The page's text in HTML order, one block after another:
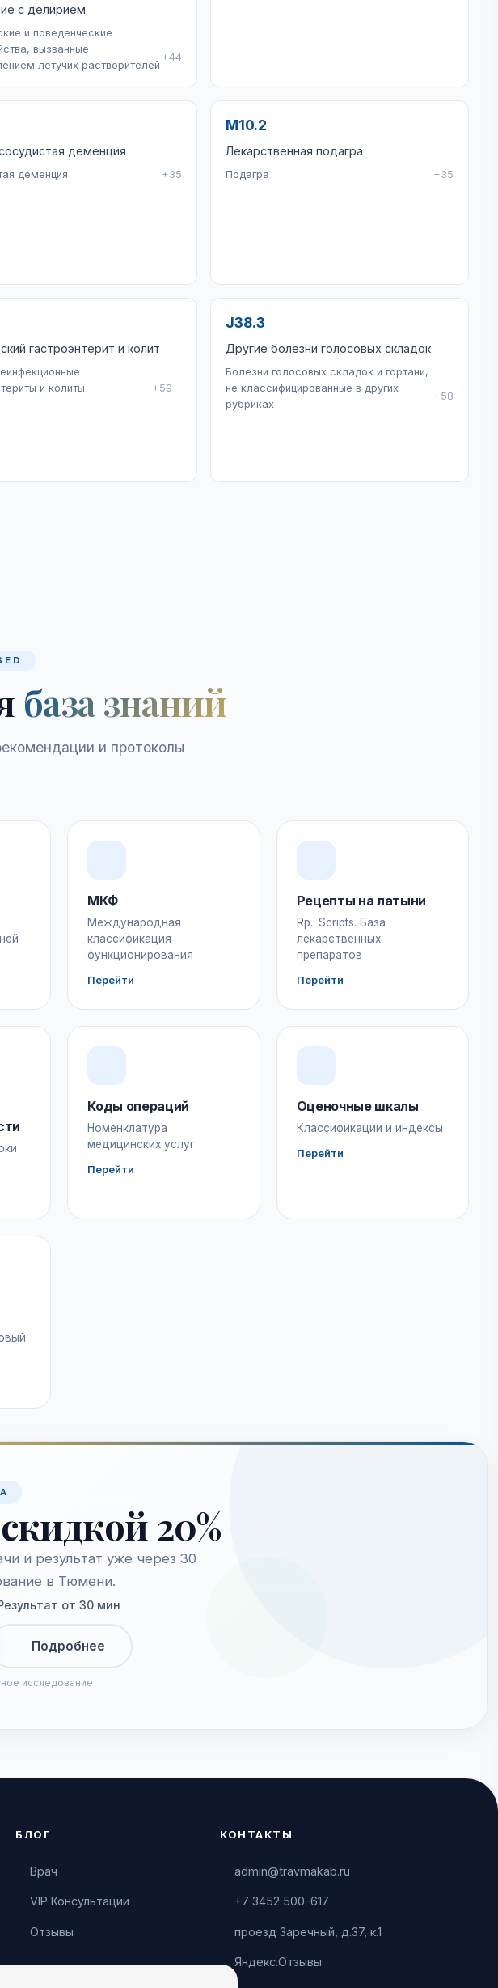
с делирием
и поведенческие
вызванные
летучих растворителей
+44
деменция
деменция +35
M10.2
Лекарственная подагра
Подагра +35
гастроэнтерит и колит
и колиты
+59
J38.3
Другие болезни голосовых складок
Болезни голосовых складок и гортани,
не классифицированные в других
рубриках
+58
база знаний
и протоколы
МКФ
Международная
классификация
функционирования
Перейти
Рецепты на латыни
Rp.: Scripts. База
лекарственных
препаратов
Перейти
Коды операций
Номенклатура
медицинских услуг
Перейти
Оценочные шкалы
Классификации и индексы
Перейти
20%
и результат уже через 30
в Тюмени.
от 30 мин
Подробнее
исследование
БЛОГ
Врач
VIP Консультации
Отзывы
КОНТАКТЫ
admin@travmakab.ru
+7 3452 500-617
проезд Заречный, д.37, к.1
Яндекс.Отзывы